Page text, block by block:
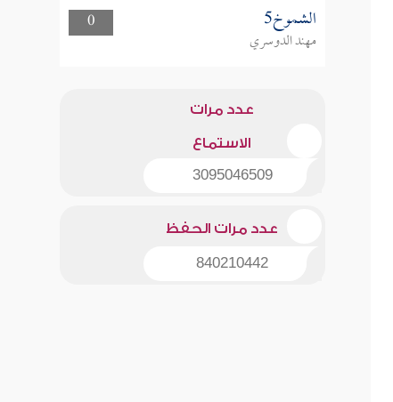
0
الشموخ5
مهند الدوسري
عدد مرات
الاستماع
3095046509
عدد مرات الحفظ
840210442